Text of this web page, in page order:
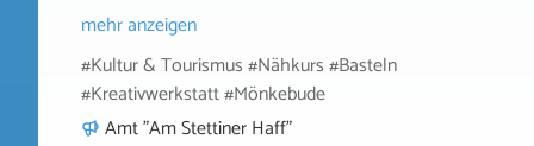
mehr anzeigen
#Kultur & Tourismus #Nähkurs #Basteln
#Kreativwerkstatt #Mönkebude
Amt "Am Stettiner Haff"